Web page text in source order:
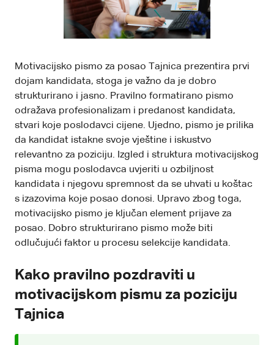
Motivacijsko pismo za posao Tajnica prezentira prvi
dojam kandidata, stoga je važno da je dobro
strukturirano i jasno. Pravilno formatirano pismo
odražava profesionalizam i predanost kandidata,
stvari koje poslodavci cijene. Ujedno, pismo je prilika
da kandidat istakne svoje vještine i iskustvo
relevantno za poziciju. Izgled i struktura motivacijskog
pisma mogu poslodavca uvjeriti u ozbiljnost
kandidata i njegovu spremnost da se uhvati u koštac
s izazovima koje posao donosi. Upravo zbog toga,
motivacijsko pismo je ključan element prijave za
posao. Dobro strukturirano pismo može biti
odlučujući faktor u procesu selekcije kandidata.
Kako pravilno pozdraviti u
motivacijskom pismu za poziciju
Tajnica